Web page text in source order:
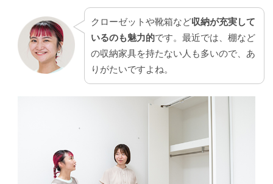
クローゼットや靴箱など収納が充実して
いるのも魅力的です。最近では、棚など
の収納家具を持たない人も多いので、あ
りがたいですよね。